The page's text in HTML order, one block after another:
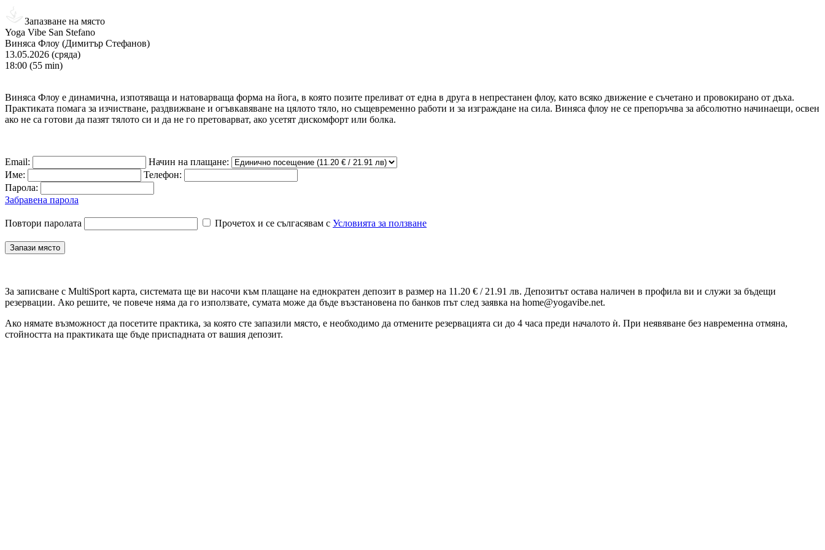
Запазване на място
Yoga Vibe San Stefano
Виняса Флоу (Димитър Стефанов)
13.05.2026 (сряда)
18:00 (55 min)
Виняса Флоу е динамична, изпотяваща и натоварваща форма на йога, в която позите преливат от една в друга в непрестанен флоу, като всяко движение е съчетано и провокирано от дъха.
Практиката помага за изчистване, раздвижване и огъвкавяване на цялото тяло, но същевременно работи и за изграждане на сила. Виняса флоу не се препоръчва за абсолютно начинаещи, освен
ако не са готови да пазят тялото си и да не го претоварват, ако усетят дискомфорт или болка.
Email:
Начин на плащане:
Име:
Телефон:
Парола:
Забравена парола
Повтори паролата Прочетох и се сългасявам с Условията за ползване
За записване с MultiSport карта, системата ще ви насочи към плащане на еднократен депозит в размер на 11.20 € / 21.91 лв. Депозитът остава наличен в профила ви и служи за бъдещи
резервации. Ако решите, че повече няма да го използвате, сумата може да бъде възстановена по банков път след заявка на home@yogavibe.net.
Ако нямате възможност да посетите практика, за която сте запазили място, е необходимо да отмените резервацията си до 4 часа преди началото ѝ. При неявяване без навременна отмяна,
стойността на практиката ще бъде приспадната от вашия депозит.